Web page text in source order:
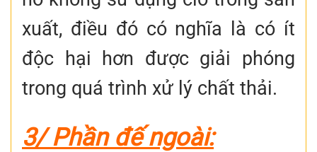
xuất, điều đó có nghĩa là có ít
độc hại hơn được giải phóng
trong quá trình xử lý chất thải.
3/ Phần đế ngoài: